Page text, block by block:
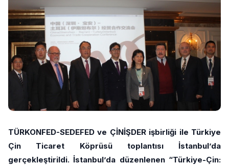
TÜRKONFED-SEDEFED ve ÇİNİŞDER işbirliği ile Türkiye
Çin Ticaret Köprüsü toplantısı İstanbul’da
gerçekleştirildi. İstanbul’da düzenlenen “Türkiye-Çin: